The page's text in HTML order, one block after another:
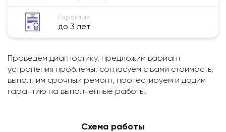
Гарантия
до 3 лет
Проведем диагностику, предложим вариант
устранения проблемы, согласуем с вами стоимость,
выполним срочный ремонт, протестируем и дадим
гарантию на выполненные работы.
Схема работы